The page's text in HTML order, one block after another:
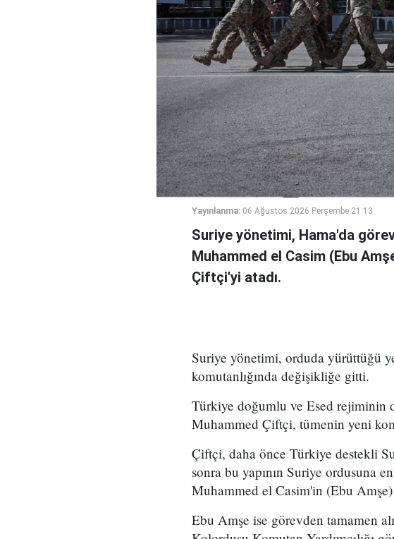
Yayınlanma: 06 Ağustos 2026 Perşembe 21:13
Suriye yönetimi, Hama'da
Muhammed el Casim (Ebu
Çiftçi'yi atadı.
Suriye yönetimi, orduda yürüttüğü
komutanlığında değişikliğe gitti.
Türkiye doğumlu ve Esed rejiminin
Muhammed Çiftçi, tümenin yeni
Çiftçi, daha önce Türkiye destekli
sonra bu yapının Suriye ordusuna
Muhammed el Casim'in (Ebu
Ebu Amşe ise görevden tamamen